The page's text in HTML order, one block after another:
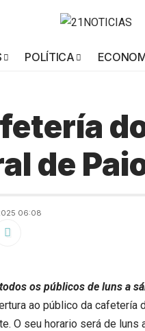
POLÍTICA
de
06:08
os públicos de luns a
ao público da
O seu horario será de luns